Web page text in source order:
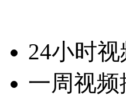
24小时
一周视频